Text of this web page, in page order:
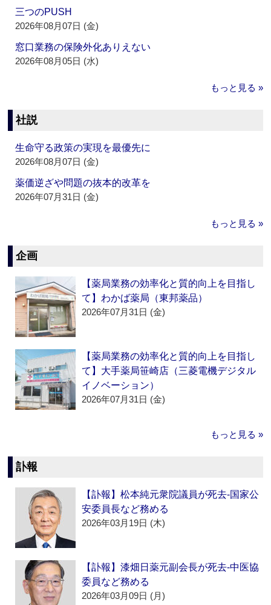
三つのPUSH
2026年08月07日 (金)
窓口業務の保険外化ありえない
2026年08月05日 (水)
もっと見る »
社説
生命守る政策の実現を最優先に
2026年08月07日 (金)
薬価逆ざや問題の抜本的改革を
2026年07月31日 (金)
もっと見る »
企画
【薬局業務の効率化と質的向上を目指し
て】わかば薬局（東邦薬品）
2026年07月31日 (金)
【薬局業務の効率化と質的向上を目指し
て】大手薬局笹崎店（三菱電機デジタル
イノベーション）
2026年07月31日 (金)
もっと見る »
訃報
【訃報】松本純元衆院議員が死去‐国家公
安委員長など務める
2026年03月19日 (木)
【訃報】漆畑日薬元副会長が死去‐中医協
委員など務める
2026年03月09日 (月)